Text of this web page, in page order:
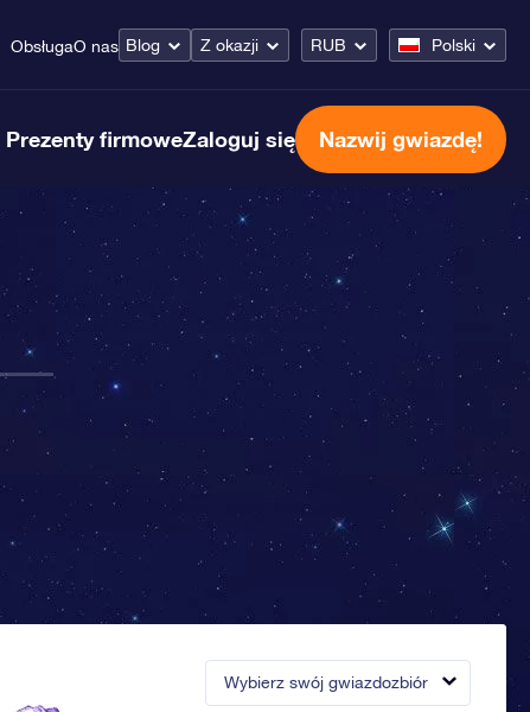
ObsługaO nas Blog Z okazji RUB Polski
Prezenty firmoweZaloguj się Nazwij gwiazdę!
Wybierz swój gwiazdozbiór